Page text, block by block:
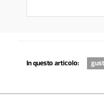
In questo articolo: